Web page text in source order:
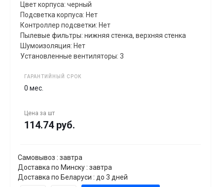
Цвет корпуса: черный
Подсветка корпуса: Нет
Контроллер подсветки: Нет
Пылевые фильтры: нижняя стенка, верхняя стенка
Шумоизоляция: Нет
Установленные вентиляторы: 3
ГАРАНТИЙНЫЙ СРОК
0 мес.
Цена за шт
114.74 руб.
Самовывоз : завтра
Доставка по Минску : завтра
Доставка по Беларуси : до 3 дней